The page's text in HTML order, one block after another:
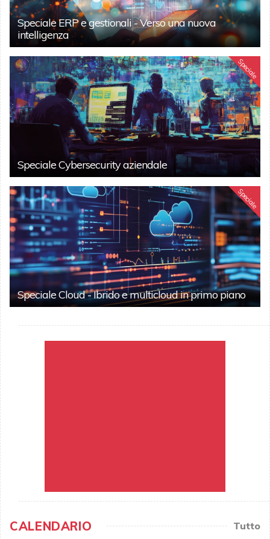
Speciale ERP e gestionali - Verso una nuova
intelligenza
Speciale
Speciale Cybersecurity aziendale
Speciale
Speciale Cloud - Ibrido e multicloud in primo piano
CALENDARIO Tutto